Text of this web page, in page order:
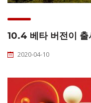
10.4 베타 버전이 출
2020-04-10